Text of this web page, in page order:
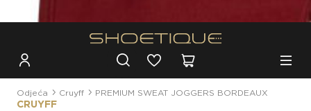
Odjeća Cruyff PREMIUM SWEAT JOGGERS BORDEAUX
CRUYFF